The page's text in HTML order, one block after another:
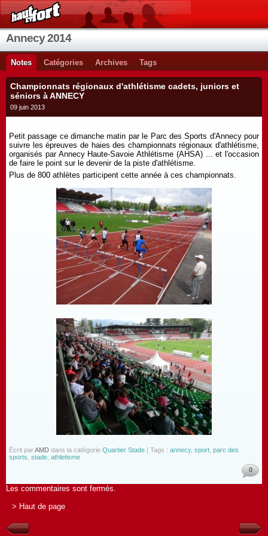
Annecy 2014
Notes Catégories Archives Tags
Championnats régionaux d'athlétisme cadets, juniors et
séniors à ANNECY
09 juin 2013
Petit passage ce dimanche matin par le Parc des Sports d'Annecy pour
suivre les épreuves de haies des championnats régionaux d'athlétisme,
organisés par Annecy Haute-Savoie Athlétisme (AHSA) ... et l'occasion
de faire le point sur le devenir de la piste d'athlétisme.
Plus de 800 athlètes participent cette année à ces championnats.
Écrit parAMD dans la catégorie Quartier Stade | Tags : annecy, sport parc des
sports stade athletisme
0
Les commentaires sont fermés.
> Haut de page